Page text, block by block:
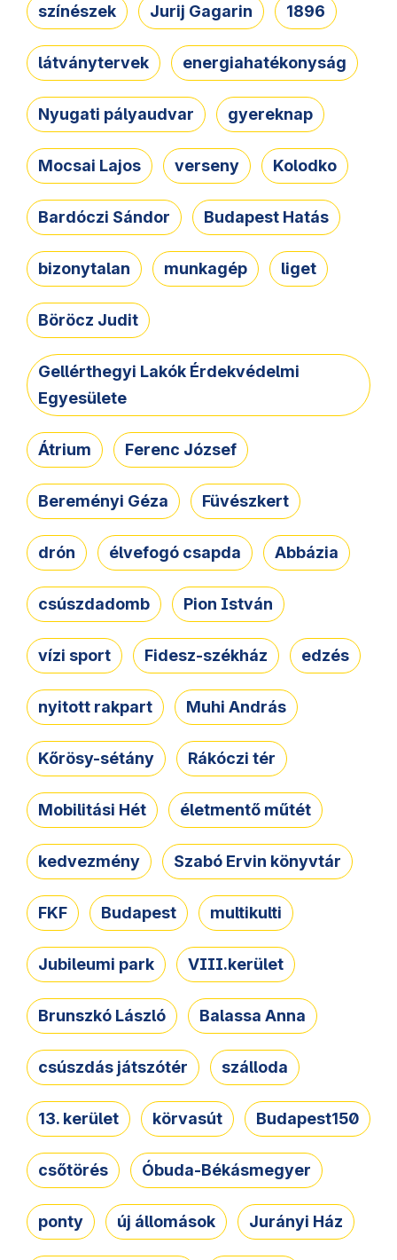
színészek Jurij Gagarin 1896
látványtervek energiahatékonyság
Nyugati pályaudvar gyereknap
Mocsai Lajos verseny Kolodko
Bardóczi Sándor Budapest Hatás
bizonytalan munkagép liget
Böröcz Judit
Gellérthegyi Lakók Érdekvédelmi
Egyesülete
Átrium Ferenc József
Bereményi Géza Füvészkert
drón élvefogó csapda Abbázia
csúszdadomb Pion István
vízi sport Fidesz-székház edzés
nyitott rakpart Muhi András
Kőrösy-sétány Rákóczi tér
Mobilitási Hét életmentő műtét
kedvezmény Szabó Ervin könyvtár
FKF Budapest multikulti
Jubileumi park VIII.kerület
Brunszkó László Balassa Anna
csúszdás játszótér szálloda
13. kerület körvasút Budapest150
csőtörés Óbuda-Békásmegyer
ponty új állomások Jurányi Ház